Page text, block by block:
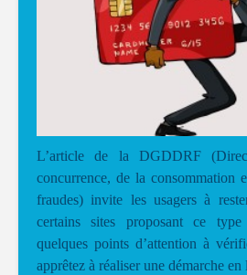
L’article de la DGDDRF
concurrence, de la consommation
fraudes) invite les usagers à
certains sites proposant ce
quelques points d’attention à
apprêtez à réaliser une démarche